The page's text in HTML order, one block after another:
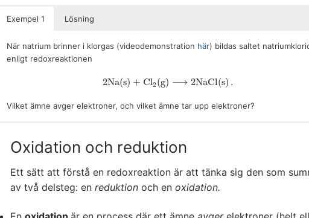
Exempel 1 Lösning
När natrium brinner i klorgas (videodemonstration här) bildas saltet
enligt redoxreaktionen
2Na(s) + Cl2(g) ⟶ 2NaCl(s) .
2Na(s)+Cl 2(g)⟶2 NaCl (s).
Vilket ämne avger elektroner, och vilket ämne tar upp elektroner?
elektron vardera) till de två kloratomerna. Då bildas natriumjoner (Na
kloridjoner (Cl ), som förenas till ett salt.
Oxidation och reduktion
Ett sätt att förstå en redoxreaktion är att tänka sig den som
av två delsteg: en reduktion och en oxidation.